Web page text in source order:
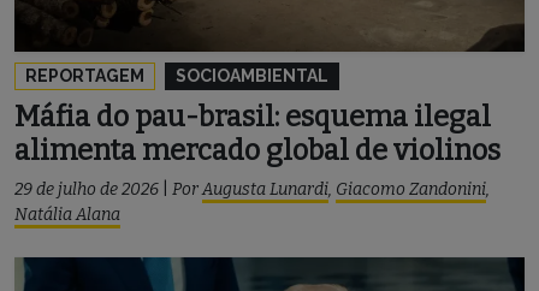
REPORTAGEM SOCIOAMBIENTAL
Máfia do pau-brasil: esquema ilegal
alimenta mercado global de violinos
29 de julho de 2026 PorAugusta Lunardi, Giacomo Zandonini,
Natália Alana